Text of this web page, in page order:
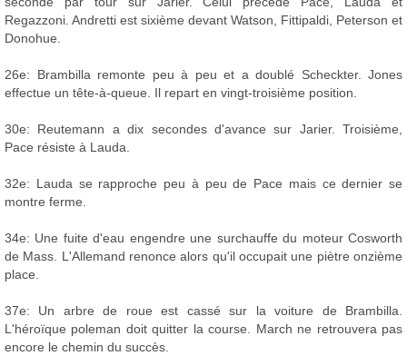
Regazzoni. Andretti est sixième devant Watson, Fittipaldi, Peterson et
Donohue.
26e: Brambilla remonte peu à peu et a doublé Scheckter. Jones
effectue un tête-à-queue. Il repart en vingt-troisième position.
30e: Reutemann a dix secondes d'avance sur Jarier. Troisième,
Pace résiste à Lauda.
32e: Lauda se rapproche peu à peu de Pace mais ce dernier se
montre ferme.
34e: Une fuite d'eau engendre une surchauffe du moteur Cosworth
de Mass. L'Allemand renonce alors qu'il occupait une piètre onzième
place.
37e: Un arbre de roue est cassé sur la voiture de Brambilla.
L'héroïque poleman doit quitter la course. March ne retrouvera pas
encore le chemin du succès.